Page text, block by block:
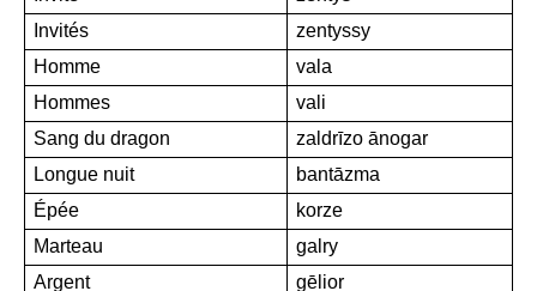
Invités
zentyssy
Homme
vala
Hommes
vali
Sang du dragon
zaldrīzo ānogar
Longue nuit
bantāzma
Épée
korze
Marteau
galry
Argent
gēlior